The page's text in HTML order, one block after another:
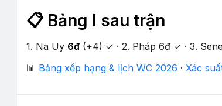
📋 Bảng I sau trận
1. Na Uy 6đ (+4) ✓ · 2. Pháp 6đ ✓ · 3.
📊 Bảng xếp hạng & lịch WC 2026 · Xác